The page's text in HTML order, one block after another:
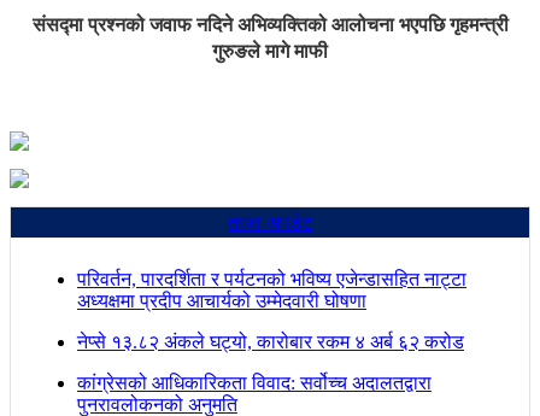
संसद्मा प्रश्नको जवाफ नदिने अभिव्यक्तिको आलोचना भएपछि गृहमन्त्री
गुरुङले मागे माफी
ताजा अपडेट
परिवर्तन, पारदर्शिता र पर्यटनको भविष्य एजेन्डासहित नाट्टा
अध्यक्षमा प्रदीप आचार्यको उम्मेदवारी घोषणा
नेप्से १३.८२ अंकले घट्यो, कारोबार रकम ४ अर्ब ६२ करोड
कांग्रेसको आधिकारिकता विवाद: सर्वोच्च अदालतद्वारा
पुनरावलोकनको अनुमति